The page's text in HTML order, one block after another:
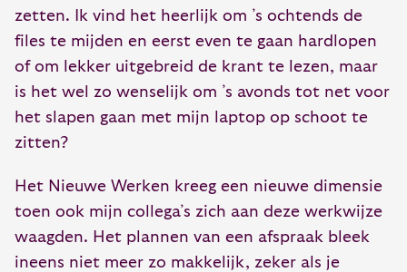
zetten. Ik vind het heerlijk om ’s ochtends de
files te mijden en eerst even te gaan hardlopen
of om lekker uitgebreid de krant te lezen, maar
is het wel zo wenselijk om ’s avonds tot net voor
het slapen gaan met mijn laptop op schoot te
zitten?
Het Nieuwe Werken kreeg een nieuwe dimensie
toen ook mijn collega’s zich aan deze werkwijze
waagden. Het plannen van een afspraak bleek
ineens niet meer zo makkelijk, zeker als je